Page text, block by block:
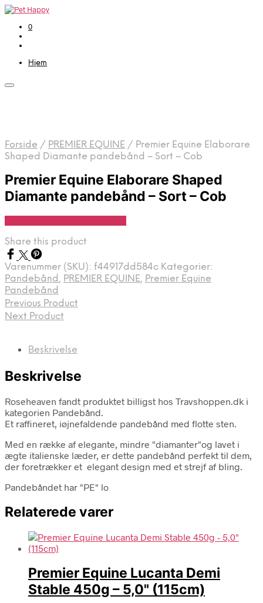
0
Hjem
Forside / PREMIER EQUINE / Premier Equine Elaborare
Shaped Diamante pandebånd – Sort – Cob
Premier Equine Elaborare Shaped
Diamante pandebånd – Sort – Cob
Share this product
Varenummer (SKU): f44917dd584c Kategorier:
Pandebånd, PREMIER EQUINE, Premier Equine
Pandebånd
Previous Product
Next Product
Beskrivelse
Beskrivelse
Roseheaven fandt produktet billigst hos Travshoppen.dk i
kategorien Pandebånd.
Et raffineret, iøjnefaldende pandebånd med flotte sten.
Med en række af elegante, mindre "diamanter"og lavet i
ægte italienske læder, er dette pandebånd perfekt til dem,
der foretrækker et elegant design med et strejf af bling.
Pandebåndet har "PE" lo
Relaterede varer
Premier Equine Lucanta Demi
Stable 450g – 5,0" (115cm)